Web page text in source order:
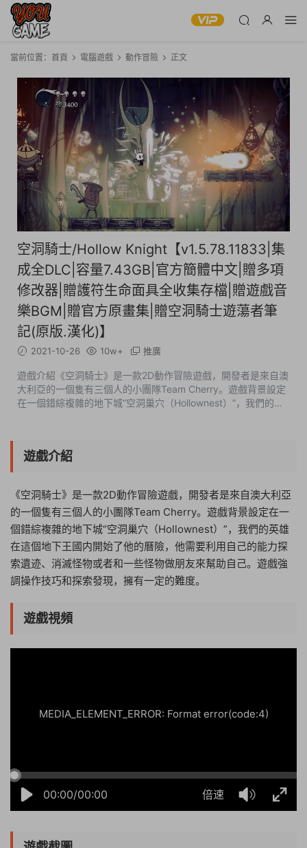
當前位置： 首頁 電腦遊戲 動作冒險 正文
空洞騎士/Hollow Knight【v1.5.78.11833|集
成全DLC|容量7.43GB|官方簡體中文|贈多項
修改器|贈護符生命面具全收集存檔|贈遊戲音
樂BGM|贈官方原畫集|贈空洞騎士遊蕩者筆
記(原版.漢化)】
2021-10-26 10w+ 推廣
遊戲介紹《空洞騎士》是一款2D動作冒險遊戲，開發者是來自澳
大利亞的一個隻有三個人的小團隊Team Cherry。遊戲背景設定
在一個錯綜複雜的地下城“空洞巢穴（Hollownest）”，我們的英
遊戲介紹
《空洞騎士》是一款2D動作冒險遊戲，開發者是來自澳大利亞
的一個隻有三個人的小團隊Team Cherry。遊戲背景設定在一
個錯綜複雜的地下城“空洞巢穴（Hollownest）”，我們的英雄
在這個地下王國内開始了他的曆險，他需要利用自己的能力探
索遺迹、消滅怪物或者和一些怪物做朋友來幫助自己。遊戲強
調操作技巧和探索發現，擁有一定的難度。
遊戲視頻
00:00/00:00 倍速
MEDIA_ELEMENT_ERROR: Format error(code:4)